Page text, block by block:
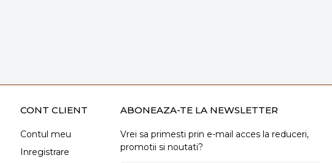
CONT CLIENT
Contul meu
Inregistrare
ABONEAZA-TE LA NEWSLETTER
Vrei sa primesti prin e-mail acces la reduceri,
promotii si noutati?